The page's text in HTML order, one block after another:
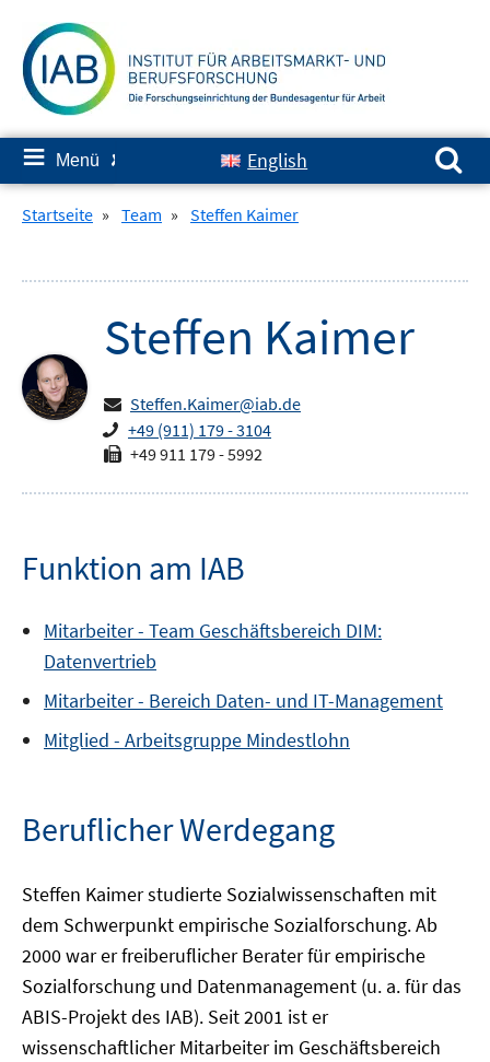
zum
Inhalt
≡ Menü ✘ English
Suchen nach:
Startseite » Team » Steffen Kaimer
Steffen Kaimer
Steffen.Kaimer@iab.de
+49 (911) 179 - 3104
+49 911 179 - 5992
Funktion am IAB
Mitarbeiter - Team Geschäftsbereich DIM:
Datenvertrieb
Mitarbeiter - Bereich Daten- und IT-Management
Mitglied - Arbeitsgruppe Mindestlohn
Beruflicher Werdegang
Steffen Kaimer studierte Sozialwissenschaften mit
dem Schwerpunkt empirische Sozialforschung. Ab
2000 war er freiberuflicher Berater für empirische
Sozialforschung und Datenmanagement (u. a. für das
ABIS-Projekt des IAB). Seit 2001 ist er
wissenschaftlicher Mitarbeiter im Geschäftsbereich